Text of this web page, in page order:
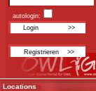
autologin:
Locations